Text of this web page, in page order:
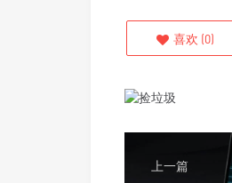
喜欢 (0)
上一篇